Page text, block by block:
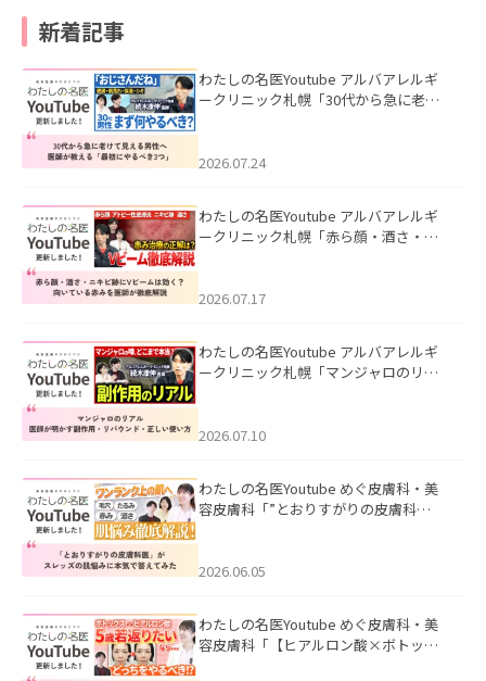
新着記事
わたしの名医Youtube アルバアレルギ
ークリニック札幌「30代から急に老け
た。
2026.07.24
わたしの名医Youtube アルバアレルギ
ークリニック札幌「赤ら顔・酒さ・ニ
した。
2026.07.17
わたしの名医Youtube アルバアレルギ
ークリニック札幌「マンジャロのリア
た。
2026.07.10
わたしの名医Youtube めぐ皮膚科・美
容皮膚科「”とおりすがりの皮膚科
2026.06.05
わたしの名医Youtube めぐ皮膚科・美
容皮膚科「【ヒアルロン酸×ボトック